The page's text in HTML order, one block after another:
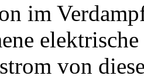
im
von